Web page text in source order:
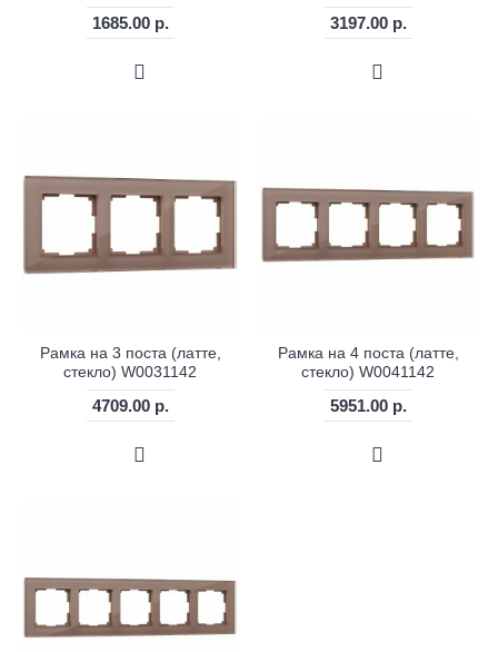
1685.00 р. 3197.00 р.
Рамка на 3 поста (латте,
стекло) W0031142
4709.00 р.
Рамка на 4 поста (латте,
стекло) W0041142
5951.00 р.